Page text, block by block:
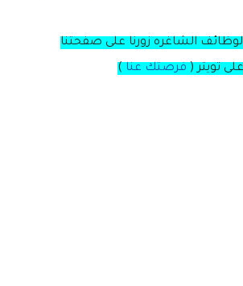
الشاغره زورنا على صفحتنا
على تويتر( فرصتك عنا )